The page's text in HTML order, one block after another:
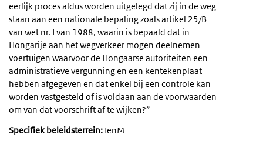
eerlijk proces aldus worden uitgelegd dat zij in de weg
staan aan een nationale bepaling zoals artikel 25/B
van wet nr. I van 1988, waarin is bepaald dat in
Hongarije aan het wegverkeer mogen deelnemen
voertuigen waarvoor de Hongaarse autoriteiten een
administratieve vergunning en een kentekenplaat
hebben afgegeven en dat enkel bij een controle kan
worden vastgesteld of is voldaan aan de voorwaarden
om van dat voorschrift af te wijken?”
Specifiek beleidsterrein: IenM